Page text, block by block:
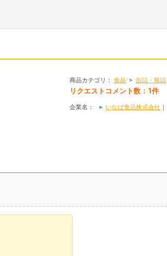
商品カテゴリ： 食品 > 缶詰・瓶詰
リクエストコメント数：1件
企業名： いなば食品株式会社